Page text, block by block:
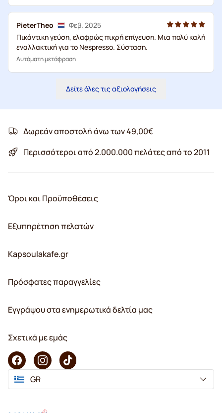
PieterTheo
Φεβ. 2025
Πικάντικη γεύση, ελαφρώς πικρή επίγευση. Μια πολύ καλή
εναλλακτική για το Nespresso. Σύσταση.
Αυτόματη μετάφραση
Δείτε όλες τις αξιολογήσεις
Δωρεάν αποστολή άνω των 49,00€
Περισσότεροι από 2.000.000 πελάτες από το 2011
Όροι και Προϋποθέσεις
Εξυπηρέτηση πελατών
Kapsoulakafe.gr
Πρόσφατες παραγγελίες
Εγγράψου στα ενημερωτικά δελτία μας
Σχετικά με εμάς
GR